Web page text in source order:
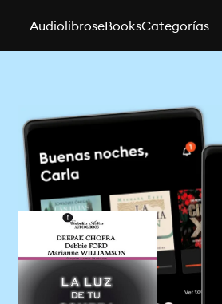
AudiolibroseBooksCategorías